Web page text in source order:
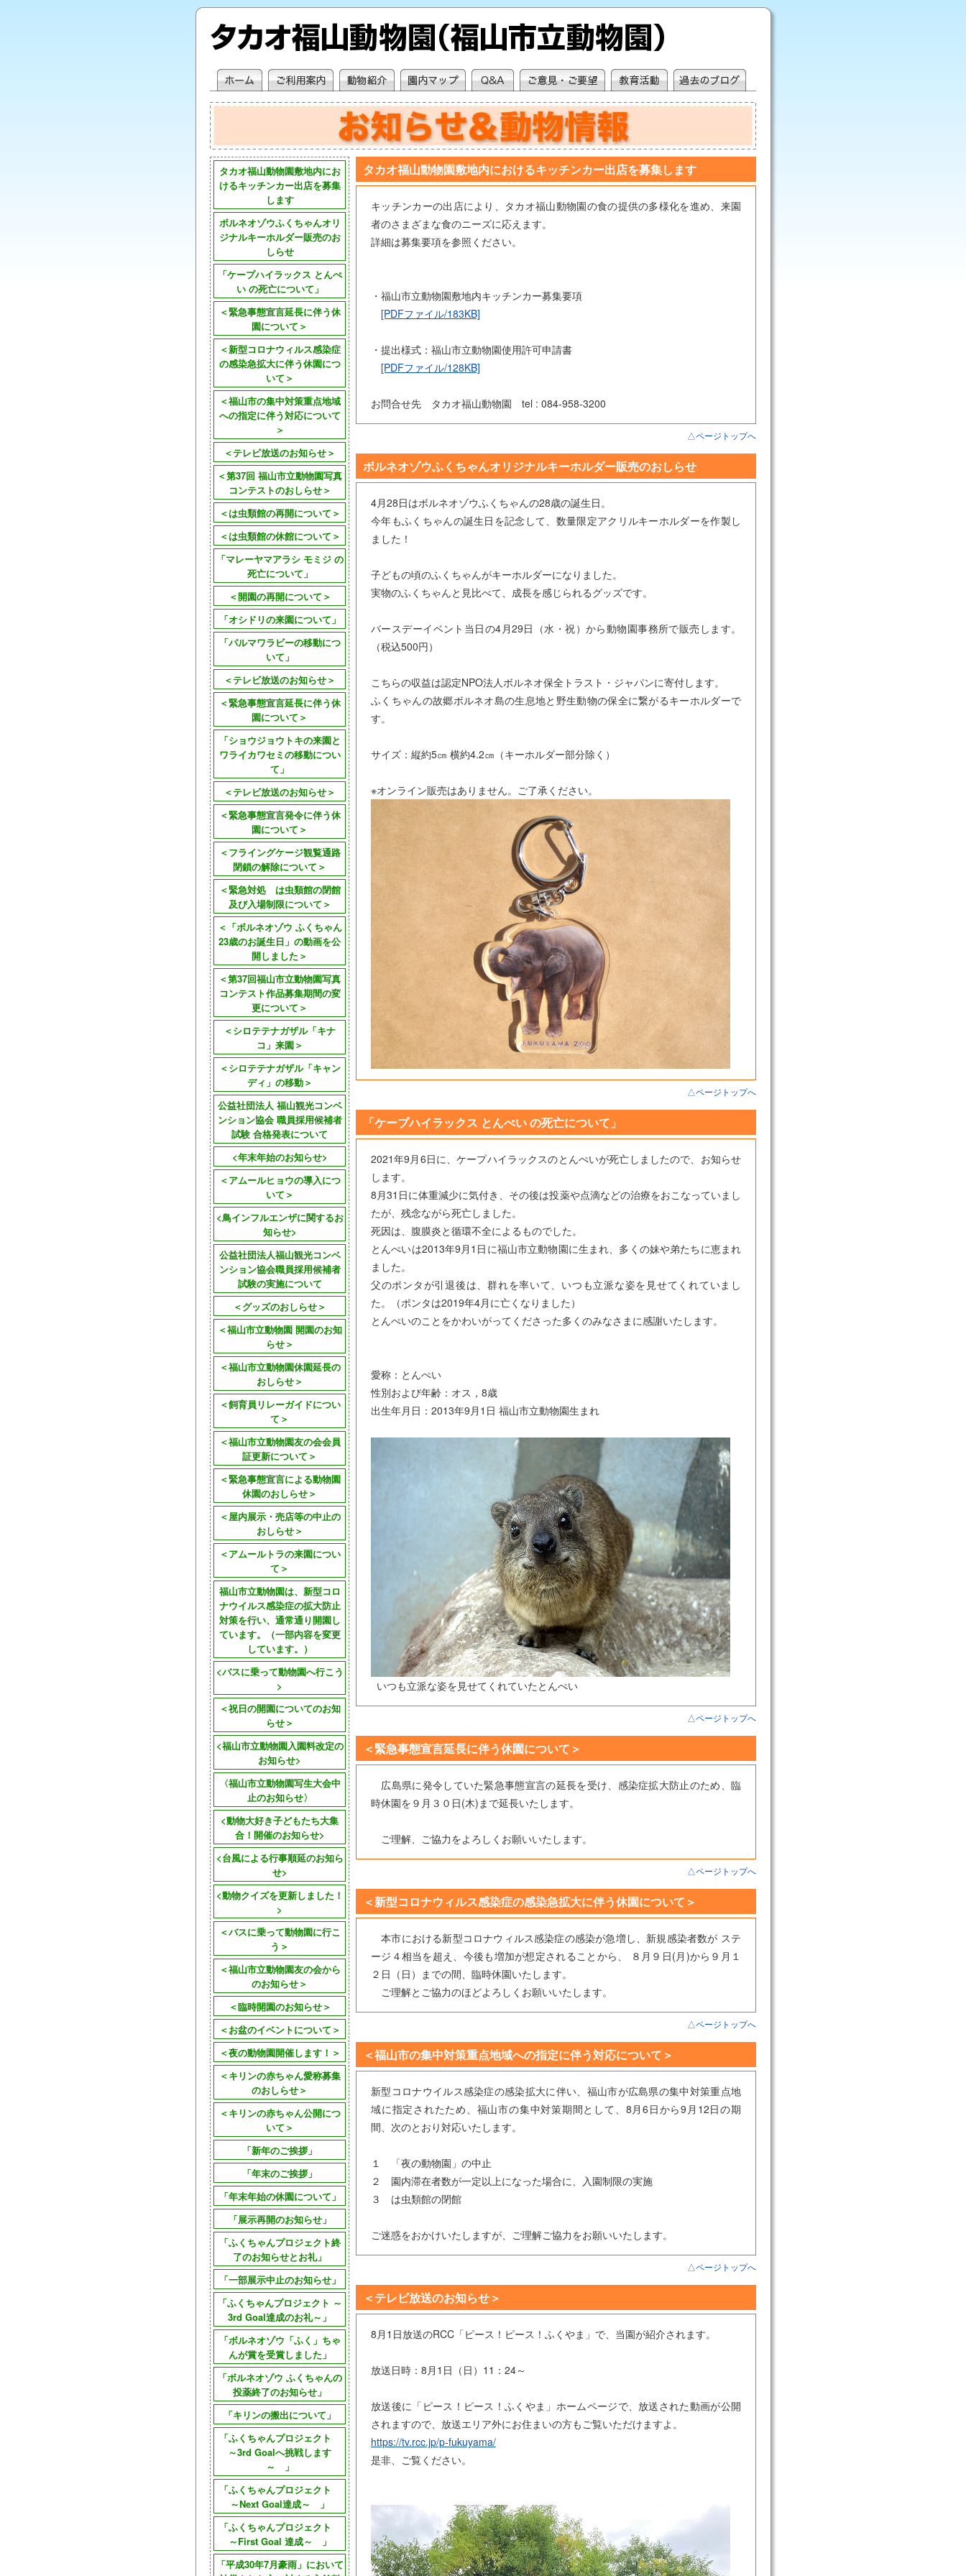
タカオ福山動物園敷地内にお
けるキッチンカー出店を募集
します
ボルネオゾウふくちゃんオリ
ジナルキーホルダー販売のお
しらせ
「ケープハイラックス とんぺ
い の死亡について」
＜緊急事態宣言延長に伴う休
園について＞
＜新型コロナウィルス感染症
の感染急拡大に伴う休園につ
いて＞
＜福山市の集中対策重点地域
への指定に伴う対応について
＞
＜テレビ放送のお知らせ＞
＜第37回 福山市立動物園写真
コンテストのおしらせ＞
＜は虫類館の再開について＞
＜は虫類館の休館について＞
「マレーヤマアラシ モミジ の
死亡について」
＜開園の再開について＞
「オシドリの来園について」
「パルマワラビーの移動につ
いて」
＜テレビ放送のお知らせ＞
＜緊急事態宣言延長に伴う休
園について＞
「ショウジョウトキの来園と
ワライカワセミの移動につい
て」
＜テレビ放送のお知らせ＞
＜緊急事態宣言発令に伴う休
園について＞
＜フライングケージ観覧通路
閉鎖の解除について＞
＜緊急対処 は虫類館の閉館
及び入場制限について＞
＜「ボルネオゾウ ふくちゃん
23歳のお誕生日」の動画を公
開しました＞
＜第37回福山市立動物園写真
コンテスト作品募集期間の変
更について＞
＜シロテテナガザル「キナ
コ」来園＞
＜シロテテナガザル「キャン
ディ」の移動＞
公益社団法人 福山観光コンベ
ンション協会 職員採用候補者
試験 合格発表について
<年末年始のお知らせ>
＜アムールヒョウの導入につ
いて＞
<鳥インフルエンザに関するお
知らせ>
公益社団法人福山観光コンベ
ンション協会職員採用候補者
試験の実施について
＜グッズのおしらせ＞
＜福山市立動物園 開園のお知
らせ＞
＜福山市立動物園休園延長の
おしらせ＞
＜飼育員リレーガイドについ
て＞
＜福山市立動物園友の会会員
証更新について＞
＜緊急事態宣言による動物園
休園のおしらせ＞
＜屋内展示・売店等の中止の
おしらせ＞
＜アムールトラの来園につい
て＞
福山市立動物園は、新型コロ
ナウイルス感染症の拡大防止
対策を行い、通常通り開園し
ています。（一部内容を変更
しています。）
<バスに乗って動物園へ行こう
>
＜祝日の開園についてのお知
らせ＞
<福山市立動物園入園料改定の
お知らせ>
〈福山市立動物園写生大会中
止のお知らせ〉
<動物大好き子どもたち大集
合！開催のお知らせ>
<台風による行事順延のお知ら
せ>
<動物クイズを更新しました！
>
＜バスに乗って動物園に行こ
う＞
＜福山市立動物園友の会から
のお知らせ＞
＜臨時開園のお知らせ＞
＜お盆のイベントについて＞
＜夜の動物園開催します！＞
＜キリンの赤ちゃん愛称募集
のおしらせ＞
＜キリンの赤ちゃん公開につ
いて＞
「新年のご挨拶」
「年末のご挨拶」
「年末年始の休園について」
「展示再開のお知らせ」
「ふくちゃんプロジェクト終
了のお知らせとお礼」
「一部展示中止のお知らせ」
「ふくちゃんプロジェクト ～
3rd Goal達成のお礼～」
「ボルネオゾウ「ふく」ちゃ
んが賞を受賞しました」
「ボルネオゾウ ふくちゃんの
投薬終了のお知らせ」
「キリンの搬出について」
「ふくちゃんプロジェクト
～3rd Goalへ挑戦します
～ 」
「ふくちゃんプロジェクト
～Next Goal達成～ 」
「ふくちゃんプロジェクト
～First Goal 達成～ 」
「平成30年7月豪雨」において
タカオ福山動物園敷地内におけるキッチンカー出店を募集します
キッチンカーの出店により、タカオ福山動物園の食の提供の多様化を進め、来園
者のさまざまな食のニーズに応えます。
詳細は募集要項を参照ください。
・福山市立動物園敷地内キッチンカー募集要項
[PDFファイル/183KB]
・提出様式：福山市立動物園使用許可申請書
[PDFファイル/128KB]
お問合せ先 タカオ福山動物園 tel : 084-958-3200
△ページトップへ
ボルネオゾウふくちゃんオリジナルキーホルダー販売のおしらせ
4月28日はボルネオゾウふくちゃんの28歳の誕生日。
今年もふくちゃんの誕生日を記念して、数量限定アクリルキーホルダーを作製し
ました！
子どもの頃のふくちゃんがキーホルダーになりました。
実物のふくちゃんと見比べて、成長を感じられるグッズです。
バースデーイベント当日の4月29日（水・祝）から動物園事務所で販売します。
（税込500円）
こちらの収益は認定NPO法人ボルネオ保全トラスト・ジャパンに寄付します。
ふくちゃんの故郷ボルネオ島の生息地と野生動物の保全に繋がるキーホルダーで
す。
サイズ：縦約5㎝ 横約4.2㎝（キーホルダー部分除く）
※オンライン販売はありません。ご了承ください。
△ページトップへ
「ケープハイラックス とんぺい の死亡について」
2021年9月6日に、ケープハイラックスのとんぺいが死亡しましたので、お知らせ
します。
8月31日に体重減少に気付き、その後は投薬や点滴などの治療をおこなっていまし
たが、残念ながら死亡しました。
死因は、腹膜炎と循環不全によるものでした。
とんぺいは2013年9月1日に福山市立動物園に生まれ、多くの妹や弟たちに恵まれ
ました。
父のポンタが引退後は、群れを率いて、いつも立派な姿を見せてくれていまし
た。（ポンタは2019年4月に亡くなりました）
とんぺいのことをかわいがってくださった多くのみなさまに感謝いたします。
愛称：とんぺい
性別および年齢：オス，8歳
出生年月日：2013年9月1日 福山市立動物園生まれ
いつも立派な姿を見せてくれていたとんぺい
△ページトップへ
＜緊急事態宣言延長に伴う休園について＞
広島県に発令していた緊急事態宣言の延長を受け、感染症拡大防止のため、臨
時休園を９月３０日(木)まで延長いたします。
ご理解、ご協力をよろしくお願いいたします。
△ページトップへ
＜新型コロナウィルス感染症の感染急拡大に伴う休園について＞
本市における新型コロナウィルス感染症の感染が急増し、新規感染者数が ステ
ージ４相当を超え、今後も増加が想定されることから、 ８月９日(月)から９月１
２日（日）までの間、臨時休園いたします。
ご理解とご協力のほどよろしくお願いいたします。
△ページトップへ
＜福山市の集中対策重点地域への指定に伴う対応について＞
新型コロナウイルス感染症の感染拡大に伴い、福山市が広島県の集中対策重点地
域に指定されたため、福山市の集中対策期間として、8月6日から9月12日の期
間、次のとおり対応いたします。
１ 「夜の動物園」の中止
２ 園内滞在者数が一定以上になった場合に、入園制限の実施
３ は虫類館の閉館
ご迷惑をおかけいたしますが、ご理解ご協力をお願いいたします。
△ページトップへ
＜テレビ放送のお知らせ＞
8月1日放送のRCC「ピース！ピース！ふくやま」で、当園が紹介されます。
放送日時：8月1日（日）11：24～
放送後に「ピース！ピース！ふくやま」ホームページで、放送された動画が公開
されますので、放送エリア外にお住まいの方もご覧いただけますよ。
https://tv.rcc.jp/p-fukuyama/
是非、ご覧ください。